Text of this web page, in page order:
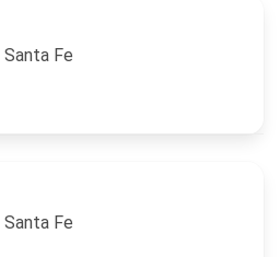
Santa Fe
Santa Fe